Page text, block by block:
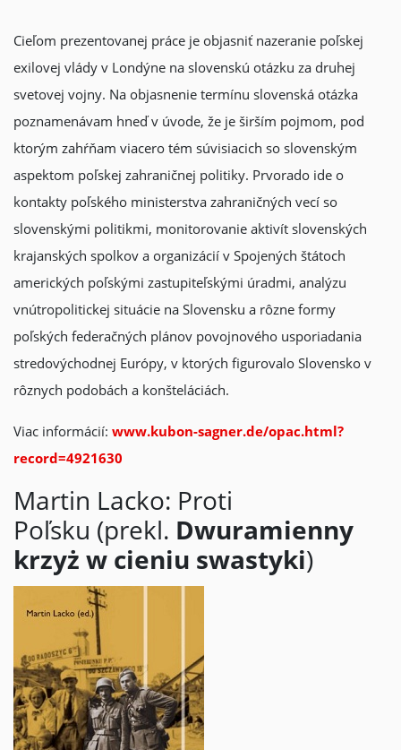
Cieľom prezentovanej práce je objasniť nazeranie poľskej
exilovej vlády v Londýne na slovenskú otázku za druhej
svetovej vojny. Na objasnenie termínu slovenská otázka
poznamenávam hneď v úvode, že je širším pojmom, pod
ktorým zahŕňam viacero tém súvisiacich so slovenským
aspektom poľskej zahraničnej politiky. Prvorado ide o
kontakty poľského ministerstva zahraničných vecí so
slovenskými politikmi, monitorovanie aktivít slovenských
krajanských spolkov a organizácií v Spojených štátoch
amerických poľskými zastupiteľskými úradmi, analýzu
vnútropolitickej situácie na Slovensku a rôzne formy
poľských federačných plánov povojnového usporiadania
stredovýchodnej Európy, v ktorých figurovalo Slovensko v
rôznych podobách a konšteláciách.
Viac informácií: www.kubon-sagner.de/opac.html?
record=4921630
Martin Lacko: Proti
Poľsku (prekl. Dwuramienny
krzyż w cieniu swastyki)